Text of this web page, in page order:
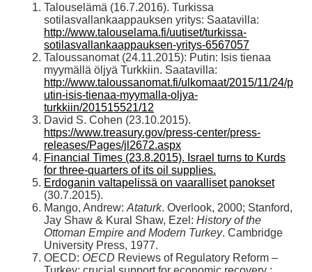
Talouselämä (16.7.2016). Turkissa
sotilasvallankaappauksen yritys: Saatavilla:
http://www.talouselama.fi/uutiset/turkissa-
sotilasvallankaappauksen-yritys-6567057
Taloussanomat (24.11.2015): Putin: Isis tienaa
myymällä öljyä Turkkiin. Saatavilla:
http://www.taloussanomat.fi/ulkomaat/2015/11/24/p
utin-isis-tienaa-myymalla-oljya-
turkkiin/201515521/12
David S. Cohen (23.10.2015).
https://www.treasury.gov/press-center/press-
releases/Pages/jl2672.aspx
Financial Times (23.8.2015). Israel turns to Kurds
for three-quarters of its oil supplies.
Erdoganin valtapelissä on vaaralliset panokset
(30.7.2015).
Mango, Andrew: Ataturk. Overlook, 2000; Stanford,
Jay Shaw & Kural Shaw, Ezel: History of the
Ottoman Empire and Modern Turkey. Cambridge
University Press, 1977.
OECD: OECD Reviews of Regulatory Reform –